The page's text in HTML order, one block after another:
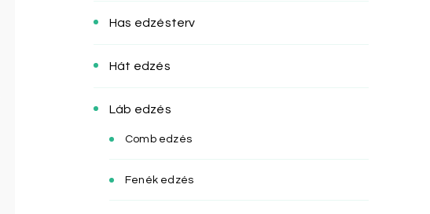
Has edzésterv
Hát edzés
Láb edzés
Comb edzés
Fenék edzés